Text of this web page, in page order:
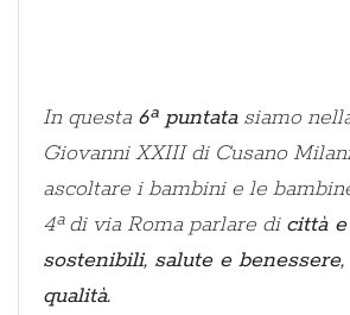
In questa 6ª puntatasiamo
Giovanni XXIII di Cusano
ascoltare i bambini e le
4ª di via Roma parlare di città
sostenibili, salute e
qualità.